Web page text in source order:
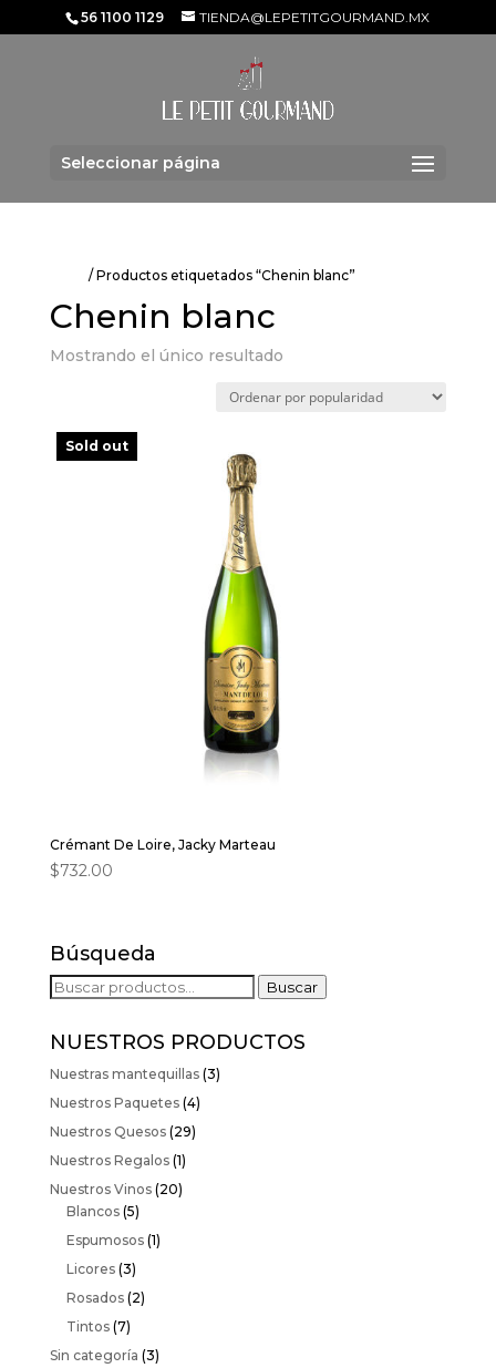
56 1100 1129 TIENDA@LEPETITGOURMAND.MX
Seleccionar página
/ Productos etiquetados “Chenin blanc”
Chenin blanc
Mostrando el único resultado
Sold out
Crémant De Loire, Jacky Marteau
$732.00
Búsqueda
Buscar
Buscar
NUESTROS PRODUCTOS
Nuestras mantequillas (3)
Nuestros Paquetes (4)
Nuestros Quesos (29)
Nuestros Regalos (1)
Nuestros Vinos (20)
Blancos (5)
Espumosos (1)
Licores (3)
Rosados (2)
Tintos (7)
Sin categoría (3)